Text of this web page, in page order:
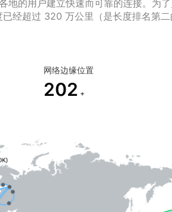
的用户建立快速而可靠的连接。为
超过 320 万公里（是长度排名第二
网络边缘位置
202 +